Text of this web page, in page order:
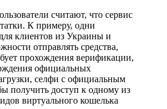
считают, что сервис
К примеру, одни
клиентов из Украины и
отправлять средства,
прохождения верификации,
официальных
селфи с официальным
получить доступ к одному из
виртуального кошелька